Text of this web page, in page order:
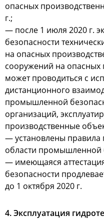
опасных
г.;
— после 1 июля 2020 г.
безопасности
на опасных
сооружений на опасных
может проводиться с
дистанционного
промышленной
организаций,
производственные
— установлены правила
области промышленной
— имеющаяся
безопасности
до 1 октября 2020 г.
4. Эксплуатация